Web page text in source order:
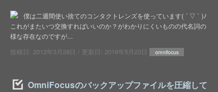
僕は二週間使い捨てのコンタクトレンズを使っています( ´ ▽ ` )ﾉ
これがまたいつ交換すればいいのか？がわかりにくいものの代名詞の
様な存在なのですが...
投稿日: 2012年3月28日 / 更新日: 2016年5月23日 omnifocus
OmniFocusのバックアップファイルを圧縮して